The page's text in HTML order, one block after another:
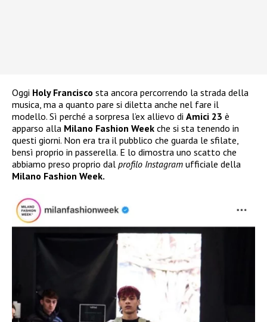
Oggi Holy Francisco sta ancora percorrendo la strada della
musica, ma a quanto pare si diletta anche nel fare il
modello. Sì perché a sorpresa l’ex allievo di Amici 23 è
apparso alla Milano Fashion Week che si sta tenendo in
questi giorni. Non era tra il pubblico che guarda le sfilate,
bensì proprio in passerella. E lo dimostra uno scatto che
abbiamo preso proprio dal profilo Instagram ufficiale della
Milano Fashion Week.